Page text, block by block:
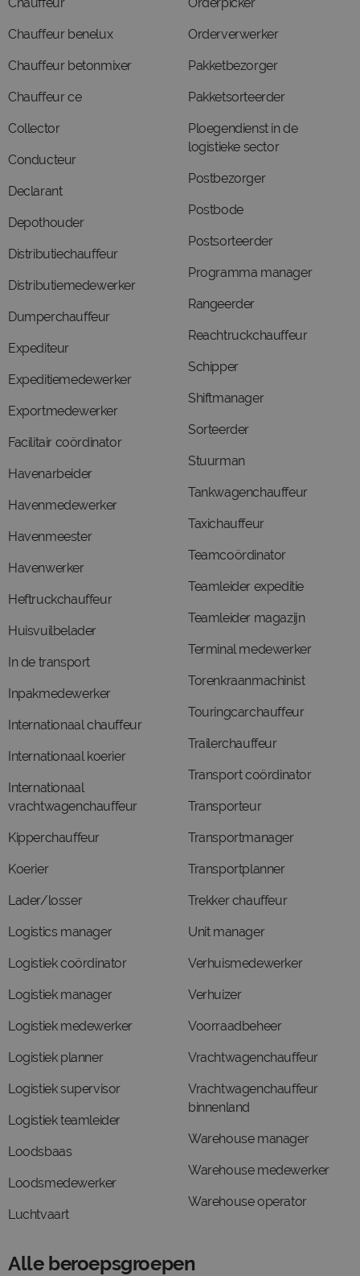
Chauffeur benelux
Chauffeur betonmixer
Chauffeur ce
Collector
Conducteur
Declarant
Depothouder
Distributiechauffeur
Distributiemedewerker
Dumperchauffeur
Expediteur
Expeditiemedewerker
Exportmedewerker
Facilitair coördinator
Havenarbeider
Havenmedewerker
Havenmeester
Havenwerker
Heftruckchauffeur
Huisvuilbelader
In de transport
Inpakmedewerker
Internationaal chauffeur
Internationaal koerier
Internationaal
vrachtwagenchauffeur
Kipperchauffeur
Koerier
Lader/losser
Logistics manager
Logistiek coördinator
Logistiek manager
Logistiek medewerker
Logistiek planner
Logistiek supervisor
Logistiek teamleider
Loodsbaas
Loodsmedewerker
Luchtvaart
Orderverwerker
Pakketbezorger
Pakketsorteerder
Ploegendienst in de
logistieke sector
Postbezorger
Postbode
Postsorteerder
Programma manager
Rangeerder
Reachtruckchauffeur
Schipper
Shiftmanager
Sorteerder
Stuurman
Tankwagenchauffeur
Taxichauffeur
Teamcoördinator
Teamleider expeditie
Teamleider magazijn
Terminal medewerker
Torenkraanmachinist
Touringcarchauffeur
Trailerchauffeur
Transport coördinator
Transporteur
Transportmanager
Transportplanner
Trekker chauffeur
Unit manager
Verhuismedewerker
Verhuizer
Voorraadbeheer
Vrachtwagenchauffeur
Vrachtwagenchauffeur
binnenland
Warehouse manager
Warehouse medewerker
Warehouse operator
Alle beroepsgroepen